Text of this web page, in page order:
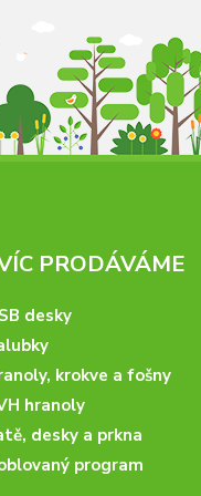
PRODÁVÁME
desky
krokve a fošny
hranoly
desky a prkna
program